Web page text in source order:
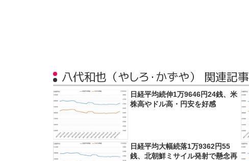
八代和也（やしろ・かずや） 関連記事
日経平均続伸1万9646円24銭、米
株高やドル高・円安を好感
日経平均大幅続落1万9362円55
銭、北朝鮮ミサイル発射で懸念再